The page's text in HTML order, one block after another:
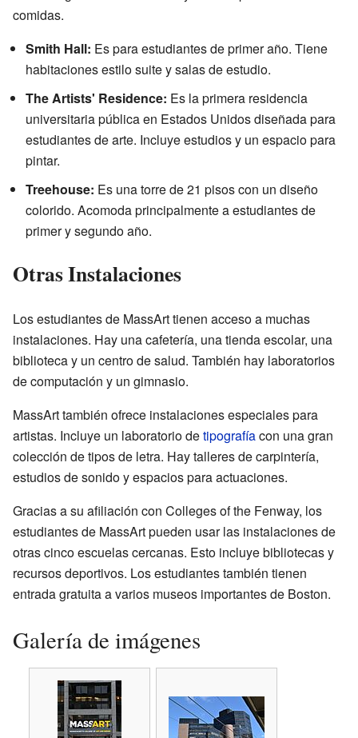
comidas.
Smith Hall: Es para estudiantes de primer año. Tiene
habitaciones estilo suite y salas de estudio.
The Artists' Residence: Es la primera residencia
universitaria pública en Estados Unidos diseñada para
estudiantes de arte. Incluye estudios y un espacio para
pintar.
Treehouse: Es una torre de 21 pisos con un diseño
colorido. Acomoda principalmente a estudiantes de
primer y segundo año.
Otras Instalaciones
Los estudiantes de MassArt tienen acceso a muchas
instalaciones. Hay una cafetería, una tienda escolar, una
biblioteca y un centro de salud. También hay laboratorios
de computación y un gimnasio.
MassArt también ofrece instalaciones especiales para
artistas. Incluye un laboratorio detipografíacon una gran
colección de tipos de letra. Hay talleres de carpintería,
estudios de sonido y espacios para actuaciones.
Gracias a su afiliación con Colleges of the Fenway, los
estudiantes de MassArt pueden usar las instalaciones de
otras cinco escuelas cercanas. Esto incluye bibliotecas y
recursos deportivos. Los estudiantes también tienen
entrada gratuita a varios museos importantes de Boston.
Galería de imágenes